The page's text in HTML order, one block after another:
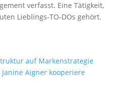
verfasst. Eine Tätigkeit,
Lieblings‑TO‑DOs gehört.